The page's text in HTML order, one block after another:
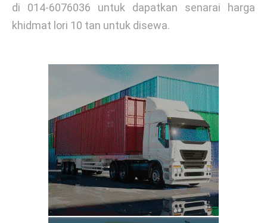
di 014-6076036 untuk dapatkan senarai harga
khidmat lori 10 tan untuk disewa.